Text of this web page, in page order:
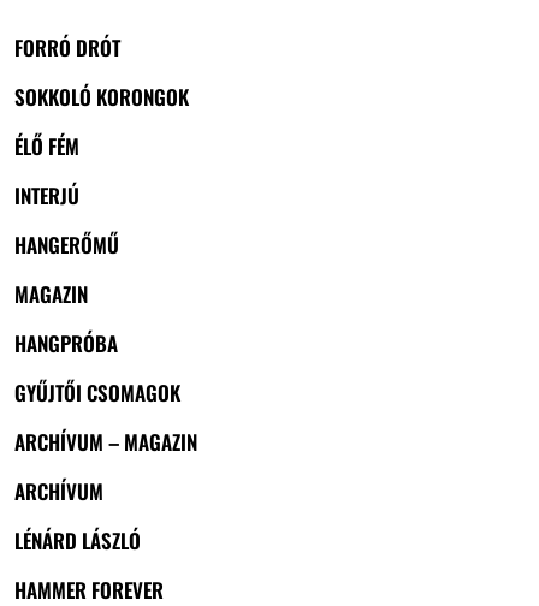
FORRÓ DRÓT
SOKKOLÓ KORONGOK
ÉLŐ FÉM
INTERJÚ
HANGERŐMŰ
MAGAZIN
HANGPRÓBA
GYŰJTŐI CSOMAGOK
ARCHÍVUM – MAGAZIN
ARCHÍVUM
LÉNÁRD LÁSZLÓ
HAMMER FOREVER